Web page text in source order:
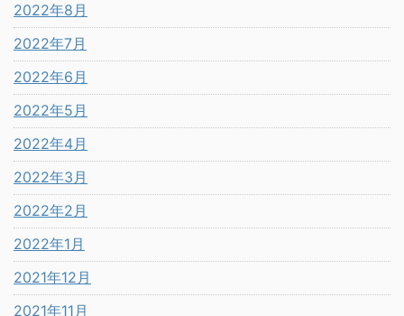
2022年8月
2022年7月
2022年6月
2022年5月
2022年4月
2022年3月
2022年2月
2022年1月
2021年12月
2021年11月